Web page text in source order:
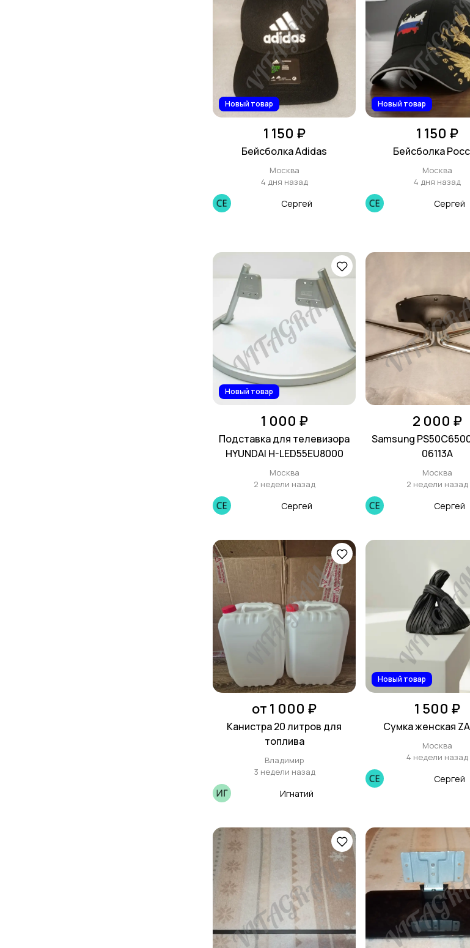
Новый товар
1 150 ₽
Бейсболка Adidas
Москва
4 дня назад
Сергей
Новый товар
1 150 ₽
Бейсболка
Москва
4 дня назад
Сергей
Новый товар
1 000 ₽
Подставка для телевизора
HYUNDAI H-LED55EU8000
Москва
2 недели назад
Сергей
2 000 ₽
Samsung
06113A
Москва
2 недели назад
Сергей
от 1 000 ₽
Канистра 20 литров для
топлива
Владимир
3 недели назад
Игнатий
Новый товар
1 500 ₽
Сумка женская
Москва
4 недели назад
Сергей